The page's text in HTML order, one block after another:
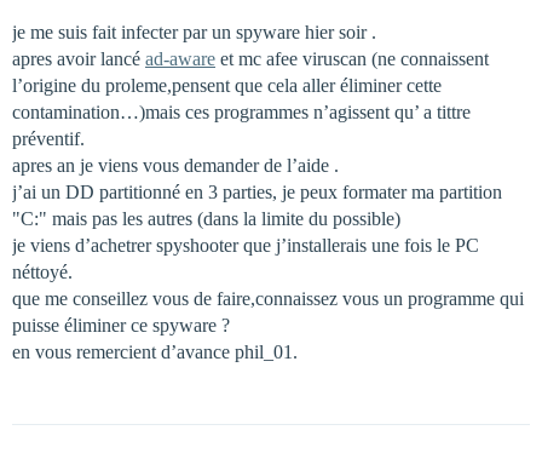
je me suis fait infecter par un spyware hier soir .
apres avoir lancé ad-aware et mc afee viruscan (ne connaissent
l’origine du proleme,pensent que cela aller éliminer cette
contamination…)mais ces programmes n’agissent qu’ a tittre
préventif.
apres an je viens vous demander de l’aide .
j’ai un DD partitionné en 3 parties, je peux formater ma partition
"C:" mais pas les autres (dans la limite du possible)
je viens d’achetrer spyshooter que j’installerais une fois le PC
néttoyé.
que me conseillez vous de faire,connaissez vous un programme qui
puisse éliminer ce spyware ?
en vous remercient d’avance phil_01.